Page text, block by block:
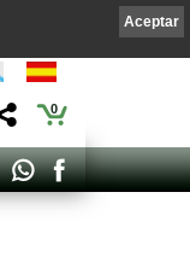
0
Aceptar